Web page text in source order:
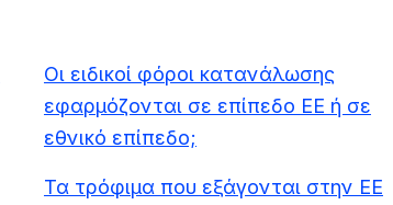
Οι ειδικοί φόροι κατανάλωσης
εφαρμόζονται σε επίπεδο ΕΕ ή σε
εθνικό επίπεδο;
Τα τρόφιμα που εξάγονται στην ΕΕ